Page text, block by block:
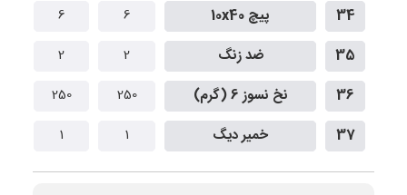
34 پیچ 10x40 6
6
35 ضد زنگ 2
2
36 نخ نسوز 6 (گرم) 250
250
37 خمیر دیگ 1
1